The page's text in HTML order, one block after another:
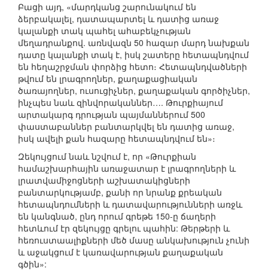
Բացի այդ, «մարդկանց շարունակում են
ձերբակալել, դատապարտել և դատից առաջ
կալանքի տակ պահել ահաբեկչության
մեղադրանքով. առնվազն 50 հազար մարդ նախքան
դատը կալանքի տակ է, իսկ շատերը հետապնդվում
են հեղաշրջման փորձից հետո։ Հետապնդվածների
թվում են լրագրողներ, քաղաքացիական
ծառայողներ, ուսուցիչներ, քաղաքական գործիչներ,
ինչպես նաև զինվորականներ…. Թուրքիայում
արտակարգ դրության պայմաններում 500
փաստաբաններ բանտարկվել են դատից առաջ,
իսկ ավելի քան հազարը հետապնդվում են»։
Զեկույցում նաև նշվում է, որ «Թուրքիան
համաշխարհային առաջատար է լրագրողների և
լրատվամիջոցների աշխատակիցների
բանտարկությամբ, քանի որ նրանք քրեական
հետապնդումների և դատավարությունների առջև
են կանգնած, ընդ որում գրեթե 150-ը ճաղերի
հետևում էր զեկույցը գրելու պահին: Թերթերի և
հեռուստաալիքների մեծ մասը անկախություն չունի
և աջակցում է կառավարության քաղաքական
գծին»: